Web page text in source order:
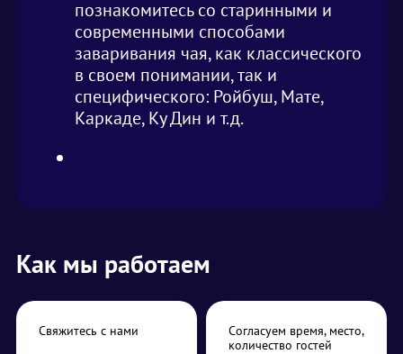
познакомитесь со старинными и
современными способами
заваривания чая, как классического
в своем понимании, так и
специфического: Ройбуш, Мате,
Каркаде, Ку Дин и т.д.
Как мы работаем
Свяжитесь с нами
Согласуем время, место,
количество гостей